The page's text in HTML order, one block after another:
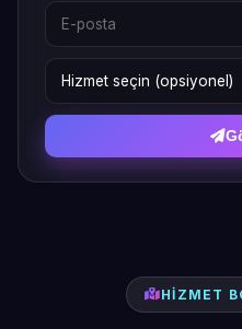
HIZMET